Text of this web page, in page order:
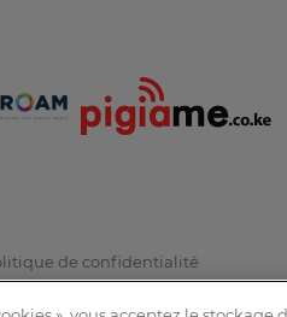
de confidentialité